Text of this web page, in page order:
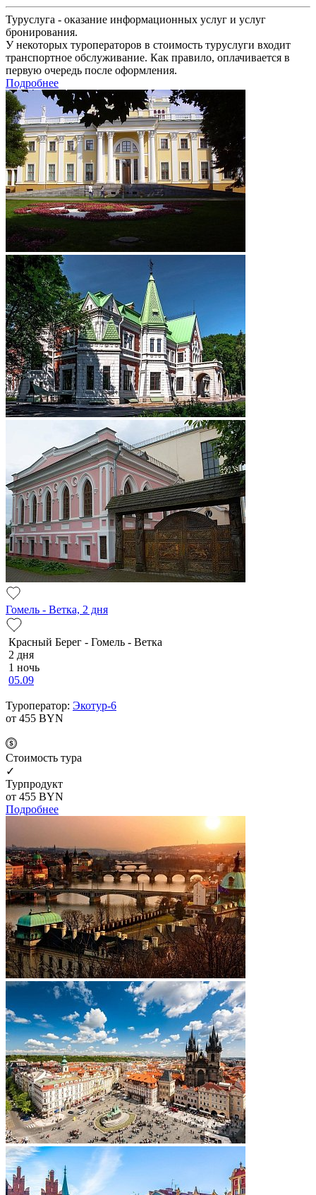
Туруслуга - оказание информационных услуг и услуг
бронирования.
У некоторых туроператоров в стоимость туруслуги входит
транспортное обслуживание. Как правило, оплачивается в
первую очередь после оформления.
Подробнее
Гомель - Ветка, 2 дня
Красный Берег - Гомель - Ветка
2 дня
1 ночь
05.09
Туроператор: Экотур-6
от 455 BYN
Cтоимость тура
✓
Турпродукт
от 455 BYN
Подробнее